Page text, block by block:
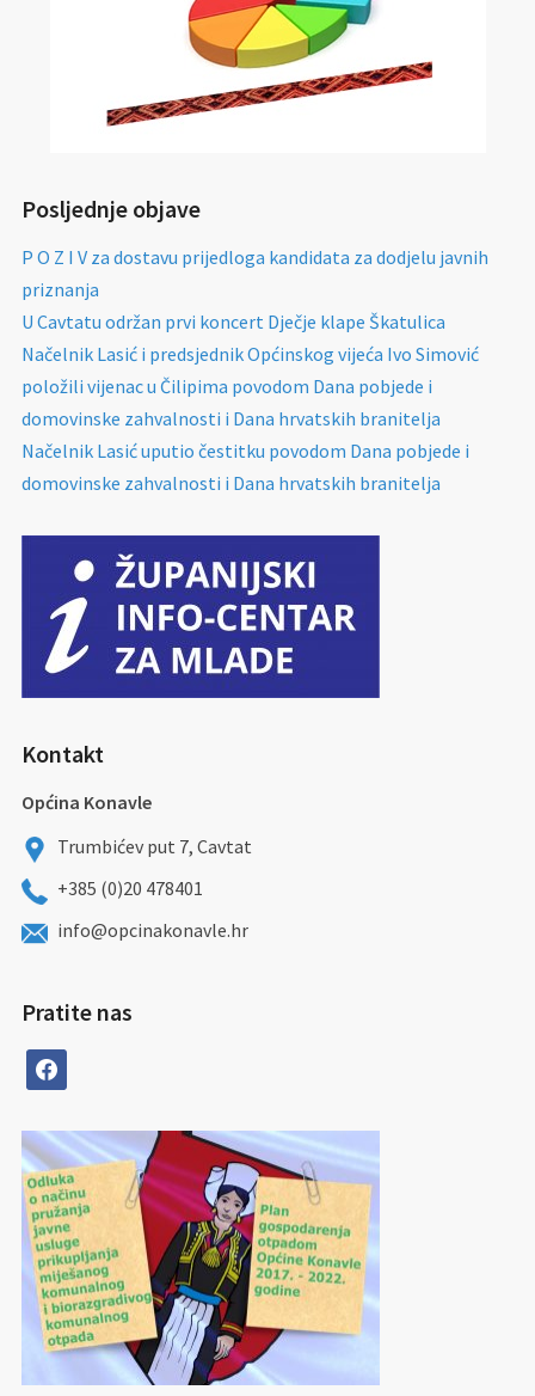
Posljednje objave
P O Z I V za dostavu prijedloga kandidata za dodjelu javnih
priznanja
U Cavtatu održan prvi koncert Dječje klape Škatulica
Načelnik Lasić i predsjednik Općinskog vijeća Ivo Simović
položili vijenac u Čilipima povodom Dana pobjede i
domovinske zahvalnosti i Dana hrvatskih branitelja
Načelnik Lasić uputio čestitku povodom Dana pobjede i
domovinske zahvalnosti i Dana hrvatskih branitelja
Kontakt
Općina Konavle
Trumbićev put 7, Cavtat
+385 (0)20 478401
info@opcinakonavle.hr
Pratite nas
facebook